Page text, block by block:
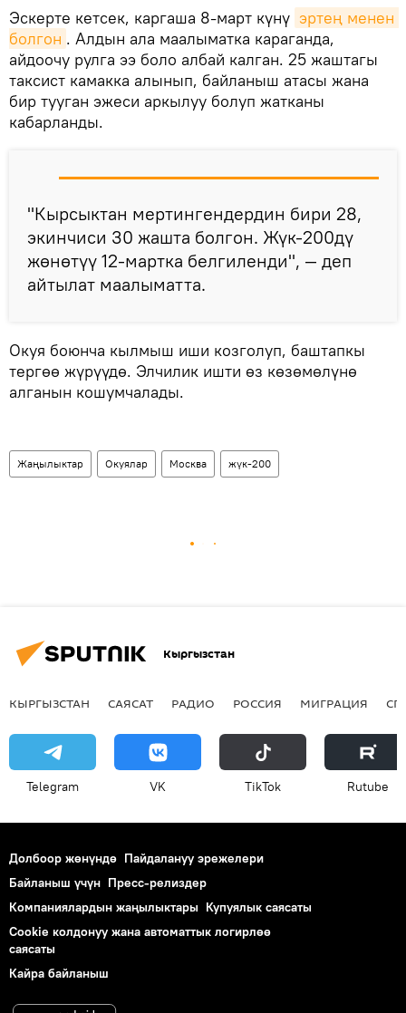
Эскерте кетсек, каргаша 8-март күнү эртең менен
болгон . Алдын ала маалыматка караганда,
айдоочу рулга ээ боло албай калган. 25 жаштагы
таксист камакка алынып, байланыш атасы жана
бир тууган эжеси аркылуу болуп жатканы
кабарланды.
"Кырсыктан мертингендердин бири 28,
экинчиси 30 жашта болгон. Жүк-200дү
жөнөтүү 12-мартка белгиленди", — деп
айтылат маалыматта.
Окуя боюнча кылмыш иши козголуп, баштапкы
тергөө жүрүүдө. Элчилик ишти өз көзөмөлүнө
алганын кошумчалады.
Жаңылыктар Окуялар Москва жүк-200
Кыргызстан
КЫРГЫЗСТАН САЯСАТ РАДИО РОССИЯ МИГРАЦИЯ
Telegram VK ТikТоk Rutube
Долбоор жөнүндө Пайдалануу эрежелери
Байланыш үчүн Пресс-релиздер
Компаниялардын жаңылыктары Купуялык саясаты
Cookie колдонуу жана автоматтык логирлөө
саясаты
Кайра байланыш